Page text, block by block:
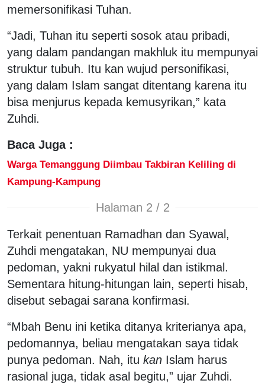
memersonifikasi Tuhan.
“Jadi, Tuhan itu seperti sosok atau pribadi,
yang dalam pandangan makhluk itu mempunyai
struktur tubuh. Itu kan wujud personifikasi,
yang dalam Islam sangat ditentang karena itu
bisa menjurus kepada kemusyrikan,” kata
Zuhdi.
Baca Juga :
Warga Temanggung Diimbau Takbiran Keliling di
Kampung-Kampung
Halaman 2 / 2
Terkait penentuan Ramadhan dan Syawal,
Zuhdi mengatakan, NU mempunyai dua
pedoman, yakni rukyatul hilal dan istikmal.
Sementara hitung-hitungan lain, seperti hisab,
disebut sebagai sarana konfirmasi.
“Mbah Benu ini ketika ditanya kriterianya apa,
pedomannya, beliau mengatakan saya tidak
punya pedoman. Nah, itu kan Islam harus
rasional juga, tidak asal begitu,” ujar Zuhdi.